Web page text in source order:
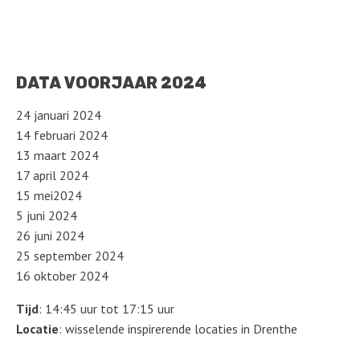
DATA VOORJAAR 2024
24 januari 2024
14 februari 2024
13 maart 2024
17 april 2024
15 mei2024
5 juni 2024
26 juni 2024
25 september 2024
16 oktober 2024
Tijd: 14:45 uur tot 17:15 uur
Locatie: wisselende inspirerende locaties in Drenthe